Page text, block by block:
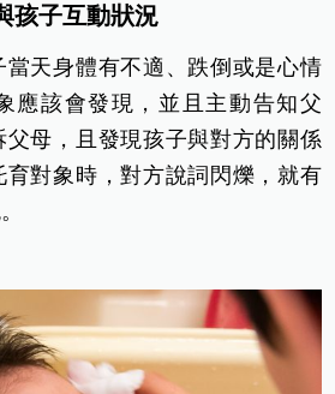
孩子互動狀況
天身體有不適、跌倒或是心情
應該會發現，並且主動告知父
母，且發現孩子與對方的關係
對象時，對方說詞閃爍，就有